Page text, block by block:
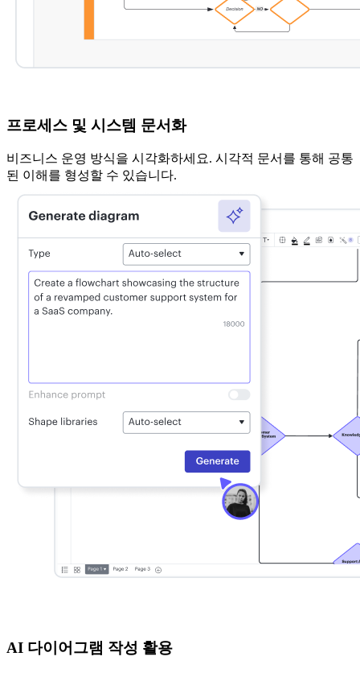
프로세스 및 시스템 문서화
비즈니스 운영 방식을 시각화하세요. 시각적 문서를 통해 공통
된 이해를 형성할 수 있습니다.
AI 다이어그램 작성 활용